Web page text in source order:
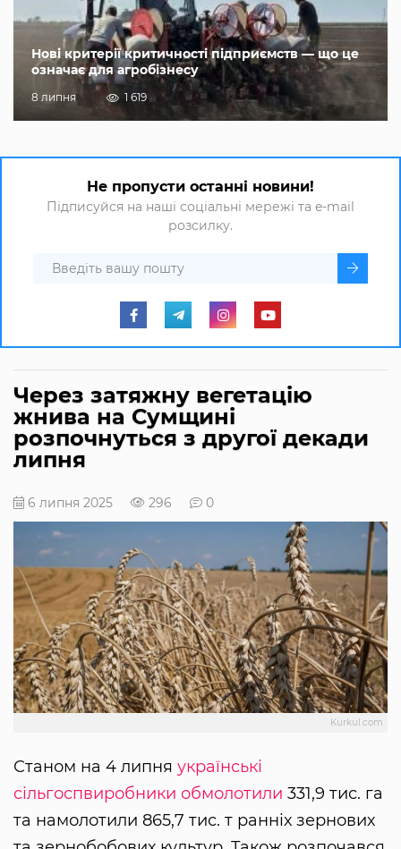
Нові критерії критичності підприємств — що це
означає для агробізнесу
8 липня 1 619
Не пропусти останні новини!
Підписуйся на наші соціальні мережі та e-mail
розсилку.
Через затяжну вегетацію
жнива на Сумщині
розпочнуться з другої декади
липня
6 липня 2025 296 0
Kurkul.com
Станом на 4 липня українські
сільгоспвиробники обмолотили 331,9 тис. га
та намолотили 865,7 тис. т ранніх зернових